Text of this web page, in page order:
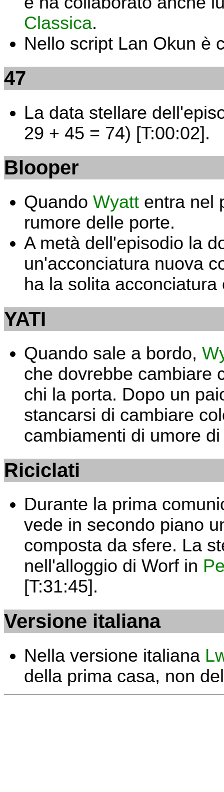
Classica.
Nello script Lan Okun è
47
La data stellare
29 + 45 = 74) [T:00:02].
Blooper
Quando Wyatt entra nel
rumore delle porte.
A metà dell'episodio la
un'acconciatura nuova
ha la solita
YATI
Quando sale a bordo,
che dovrebbe cambiare
chi la porta. Dopo un
stancarsi di cambiare
cambiamenti di umore
Riciclati
Durante la prima
vede in secondo piano
composta da sfere. La
nell'alloggio di Worf in
[T:31:45].
Versione italiana
Nella versione italiana
della prima casa, non